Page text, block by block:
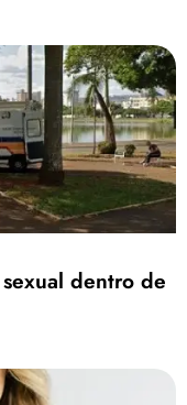
dentro de